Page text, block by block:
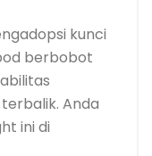
kunci
berbobot
Anda
ini di